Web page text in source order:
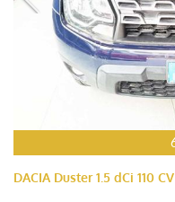
DACIA Duster 1.5 dCi 110